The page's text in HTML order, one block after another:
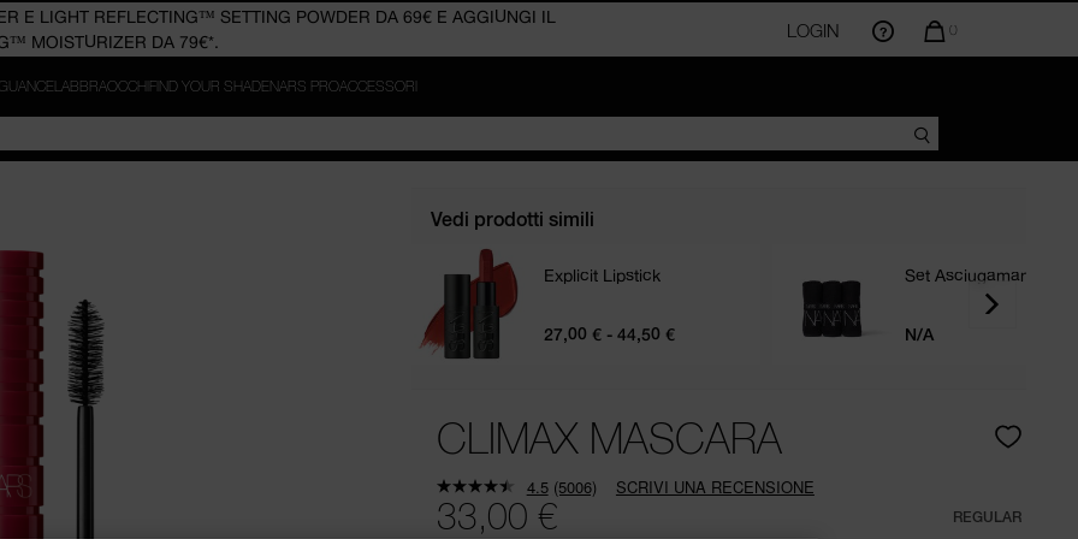
LOGIN
LA
AMMONTA
0
LABBRAOCCHI FIND YOUR SHADENARS PROACCESSORI
Vedi prodotti simili
Explicit Lipstick
27,00 € - 44,50 €
Set Asciugamani Viso
N/A
CLIMAX MASCARA
33,00 € REGULAR
4.5 Leggi
5006
recensioni.
(5006) SCRIVI UNA RECENSIONE